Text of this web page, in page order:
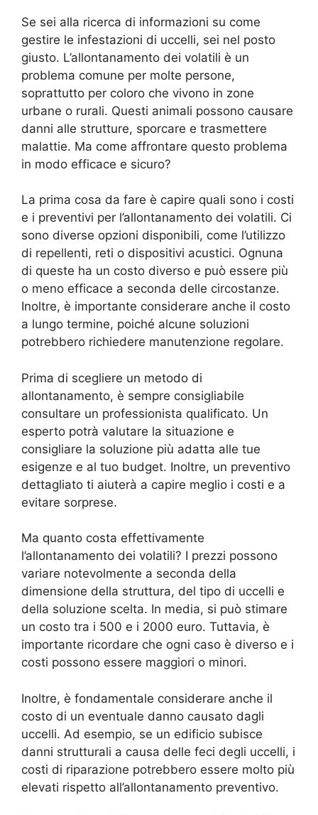
Se sei alla ricerca di informazioni su come
gestire le infestazioni di uccelli, sei nel posto
giusto. L’allontanamento dei volatili è un
problema comune per molte persone,
soprattutto per coloro che vivono in zone
urbane o rurali. Questi animali possono causare
danni alle strutture, sporcare e trasmettere
malattie. Ma come affrontare questo problema
in modo efficace e sicuro?
La prima cosa da fare è capire quali sono i costi
e i preventivi per l’allontanamento dei volatili. Ci
sono diverse opzioni disponibili, come l’utilizzo
di repellenti, reti o dispositivi acustici. Ognuna
di queste ha un costo diverso e può essere più
o meno efficace a seconda delle circostanze.
Inoltre, è importante considerare anche il costo
a lungo termine, poiché alcune soluzioni
potrebbero richiedere manutenzione regolare.
Prima di scegliere un metodo di
allontanamento, è sempre consigliabile
consultare un professionista qualificato. Un
esperto potrà valutare la situazione e
consigliare la soluzione più adatta alle tue
esigenze e al tuo budget. Inoltre, un preventivo
dettagliato ti aiuterà a capire meglio i costi e a
evitare sorprese.
Ma quanto costa effettivamente
l’allontanamento dei volatili? I prezzi possono
variare notevolmente a seconda della
dimensione della struttura, del tipo di uccelli e
della soluzione scelta. In media, si può stimare
un costo tra i 500 e i 2000 euro. Tuttavia, è
importante ricordare che ogni caso è diverso e i
costi possono essere maggiori o minori.
Inoltre, è fondamentale considerare anche il
costo di un eventuale danno causato dagli
uccelli. Ad esempio, se un edificio subisce
danni strutturali a causa delle feci degli uccelli, i
costi di riparazione potrebbero essere molto più
elevati rispetto all’allontanamento preventivo.